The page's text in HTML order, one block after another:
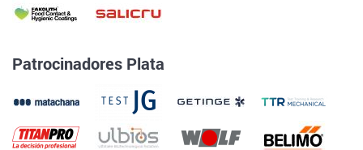
Patrocinadores Plata